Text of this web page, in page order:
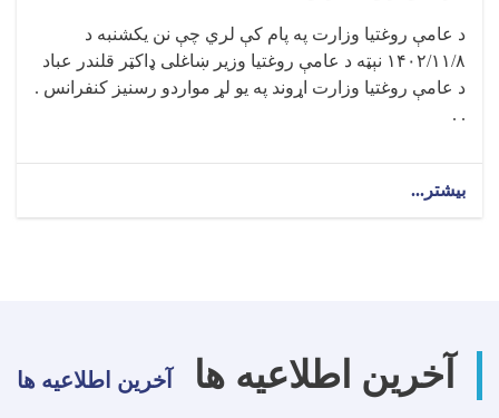
د عامې روغتیا وزارت په پام کې لري چې نن يکشنبه د
۱۴۰۲/۱۱/۸ نېټه د عامې روغتيا وزير ښاغلی ډاکټر قلندر عباد
د عامې روغتيا وزارت اړوند په يو لړ مواردو رسنيز کنفرانس .
. .
بیشتر...
آخرین اطلاعیه ها آخرین اطلاعیه ها